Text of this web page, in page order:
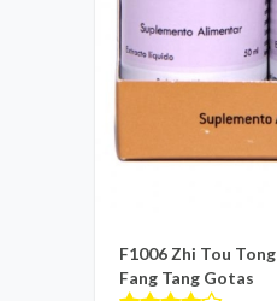
F1006 Zhi Tou Tong
Fang Tang Gotas